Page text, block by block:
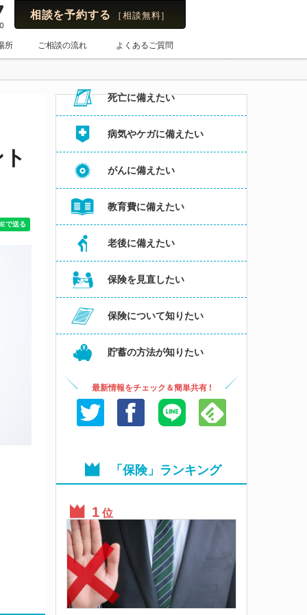
相談を予約する ［相談無料］
所 ご相談の流れ よくあるご質問
保険のはてな
死亡に備えたい
病気やケガに備えたい
がんに備えたい
教育費に備えたい
老後に備えたい
保険を見直したい
保険について知りたい
貯蓄の方法が知りたい
最新情報をチェック＆簡単共有 !
「保険」ランキング
位